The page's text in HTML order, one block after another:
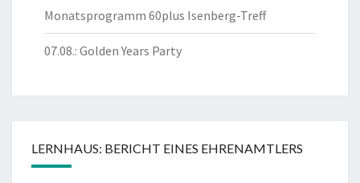
Monatsprogramm 60plus Isenberg-Treff
07.08.: Golden Years Party
LERNHAUS: BERICHT EINES EHRENAMTLERS